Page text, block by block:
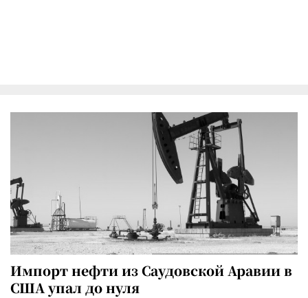
Импорт нефти из Саудовской Аравии в
США упал до нуля